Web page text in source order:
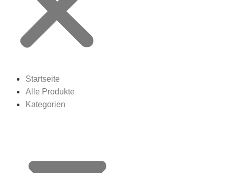
Startseite
Alle Produkte
Kategorien